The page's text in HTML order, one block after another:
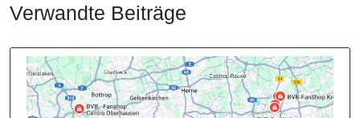
Verwandte Beiträge